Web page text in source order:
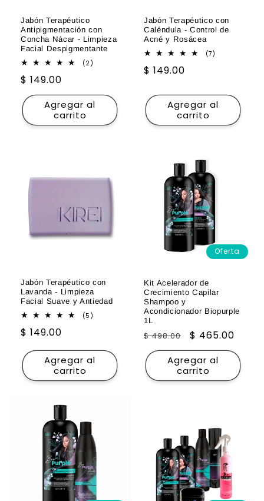
Jabón Terapéutico
Antipigmentación con
Concha Nácar - Limpieza
Facial Despigmentante
(2)
Precio
habitual
$ 149.00
Agregar al
carrito
Jabón Terapéutico con
Caléndula - Control de
Acné y Rosácea
(7)
Precio
$ 149.00
Agregar al
carrito
Jabón Terapéutico con
Lavanda - Limpieza
Facial Suave y Antiedad
(5)
Precio
habitual
$ 149.00
Agregar al
carrito
Oferta
Kit Acelerador de
Crecimiento Capilar
Shampoo y
Acondicionador Biopurple
1L
Precio
habitual
$ 498.00
Precio
de
oferta
$ 465.00
Agregar al
carrito